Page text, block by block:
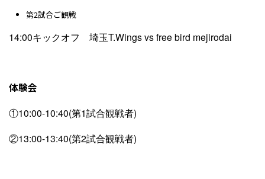
第2試合ご観戦
14:00キックオフ 埼玉T.Wings vs free bird mejirodai
体験会
①10:00-10:40(第1試合観戦者)
②13:00-13:40(第2試合観戦者)